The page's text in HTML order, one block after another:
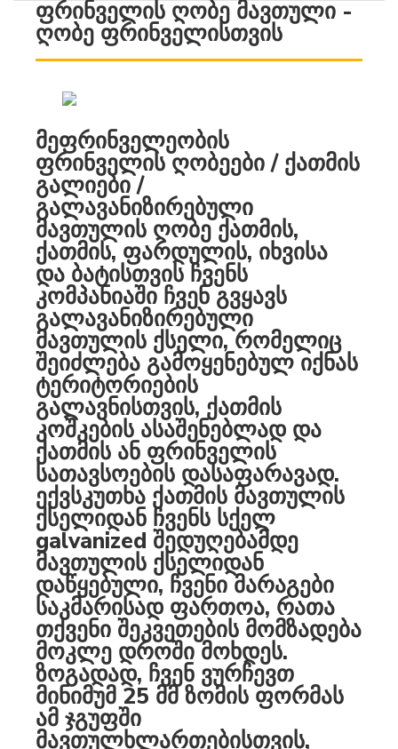
ფრინველის ღობე მავთული -
ღობე ფრინველისთვის
მეფრინველეობის
ფრინველის ღობეები / ქათმის
გალიები /
გალავანიზირებული
მავთულის ღობე ქათმის,
ქათმის, ფარდულის, იხვისა
და ბატისთვის ჩვენს
კომპანიაში ჩვენ გვყავს
გალავანიზირებული
მავთულის ქსელი, რომელიც
შეიძლება გამოყენებულ იქნას
ტერიტორიების
გალავნისთვის, ქათმის
კოშკების ასაშენებლად და
ქათმის ან ფრინველის
სათავსოების დასაფარავად.
ექვსკუთხა ქათმის მავთულის
ქსელიდან ჩვენს სქელ
galvanized შედუღებამდე
მავთულის ქსელიდან
დაწყებული, ჩვენი მარაგები
საკმარისად ფართოა, რათა
თქვენი შეკვეთების მომზადება
მოკლე დროში მოხდეს.
ზოგადად, ჩვენ ვურჩევთ
მინიმუმ 25 მმ ზომის ფორმას
ამ ჯგუფში
მავთულხლართებისთვის,